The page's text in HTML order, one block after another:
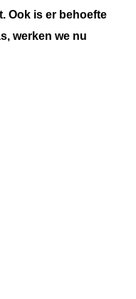
Ook is er behoefte
werken we nu